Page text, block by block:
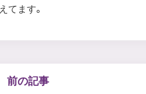
えてます。
前の記事